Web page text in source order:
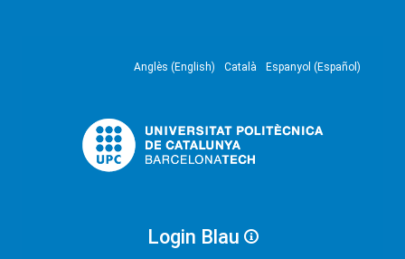
Anglès (English) Català Espanyol (Español)
Login Blau